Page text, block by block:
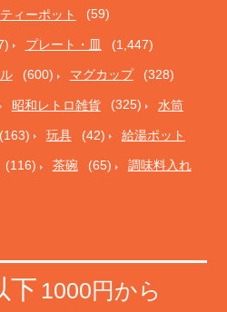
ティーポット (59)
プレート・皿 (1,447)
(600) マグカップ (328)
昭和レトロ雑貨 (325) 水筒
(163) 玩具 (42) 給湯ポット
(116) 茶碗 (65) 調味料入れ
下 1000円から